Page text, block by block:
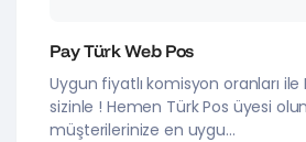
Pay Türk Web Pos
Uygun fiyatlı komisyon oranları ile
sizinle ! Hemen Türk Pos üyesi
müşterilerinize en uygu...